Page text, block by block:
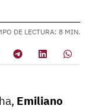
DE LECTURA: 8 MIN.
Emiliano